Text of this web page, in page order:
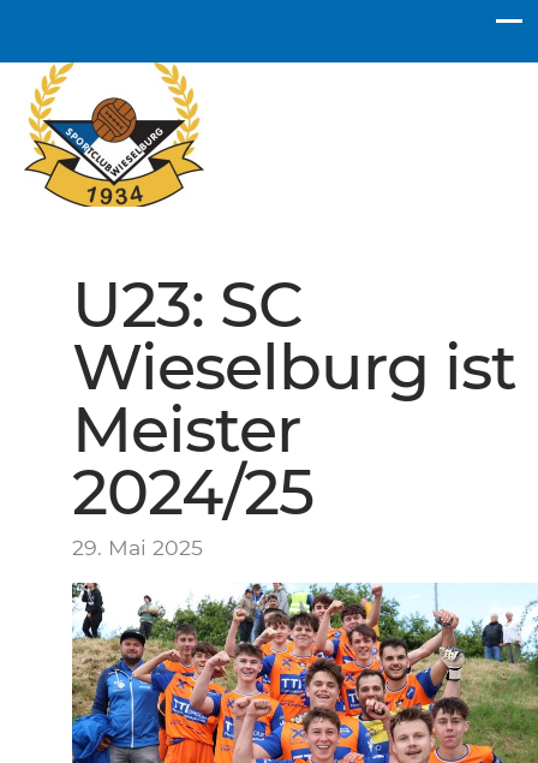
U23: SC
Wieselburg ist
Meister
2024/25
29. Mai 2025